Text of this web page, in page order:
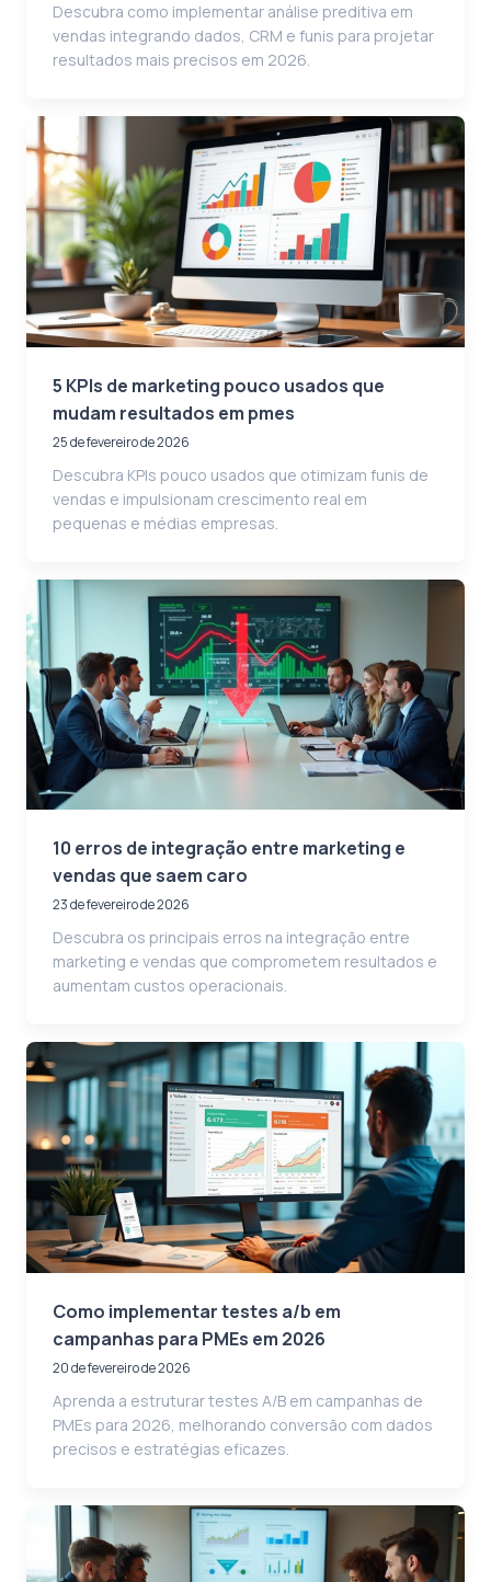
Descubra como implementar análise preditiva em
vendas integrando dados, CRM e funis para projetar
resultados mais precisos em 2026.
5 KPIs de marketing pouco usados que
mudam resultados em pmes
25 de fevereiro de 2026
Descubra KPIs pouco usados que otimizam funis de
vendas e impulsionam crescimento real em
pequenas e médias empresas.
10 erros de integração entre marketing e
vendas que saem caro
23 de fevereiro de 2026
Descubra os principais erros na integração entre
marketing e vendas que comprometem resultados e
aumentam custos operacionais.
Como implementar testes a/b em
campanhas para PMEs em 2026
20 de fevereiro de 2026
Aprenda a estruturar testes A/B em campanhas de
PMEs para 2026, melhorando conversão com dados
precisos e estratégias eficazes.